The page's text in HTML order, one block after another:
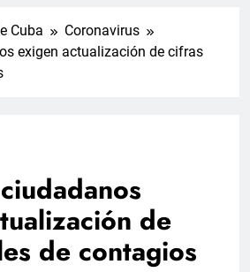
nacional
Cuba
Coronavirus
exigen actualización de cifras
de
de contagios